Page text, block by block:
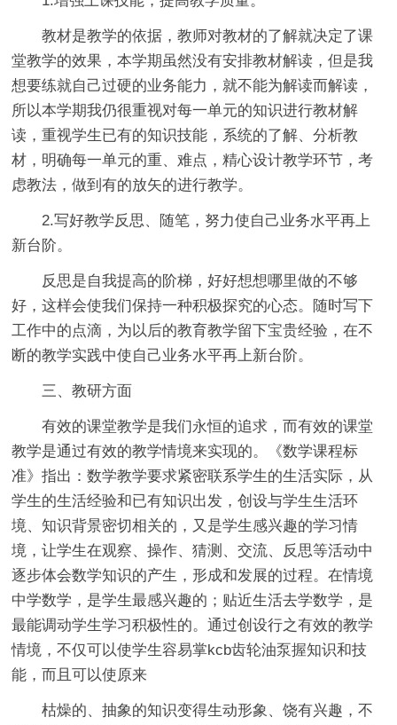
教材是教学的依据，教师对教材的了解就决定了课
堂教学的效果，本学期虽然没有安排教材解读，但是我
想要练就自己过硬的业务能力，就不能为解读而解读，
所以本学期我仍很重视对每一单元的知识进行教材解
读，重视学生已有的知识技能，系统的了解、分析教
材，明确每一单元的重、难点，精心设计教学环节，考
虑教法，做到有的放矢的进行教学。
2.写好教学反思、随笔，努力使自己业务水平再上
新台阶。
反思是自我提高的阶梯，好好想想哪里做的不够
好，这样会使我们保持一种积极探究的心态。随时写下
工作中的点滴，为以后的教育教学留下宝贵经验，在不
断的教学实践中使自己业务水平再上新台阶。
三、教研方面
有效的课堂教学是我们永恒的追求，而有效的课堂
教学是通过有效的教学情境来实现的。《数学课程标
准》指出：数学教学要求紧密联系学生的生活实际，从
学生的生活经验和已有知识出发，创设与学生生活环
境、知识背景密切相关的，又是学生感兴趣的学习情
境，让学生在观察、操作、猜测、交流、反思等活动中
逐步体会数学知识的产生，形成和发展的过程。在情境
中学数学，是学生最感兴趣的；贴近生活去学数学，是
最能调动学生学习积极性的。通过创设行之有效的教学
情境，不仅可以使学生容易掌kcb齿轮油泵握知识和技
能，而且可以使原来
枯燥的、抽象的知识变得生动形象、饶有兴趣，不